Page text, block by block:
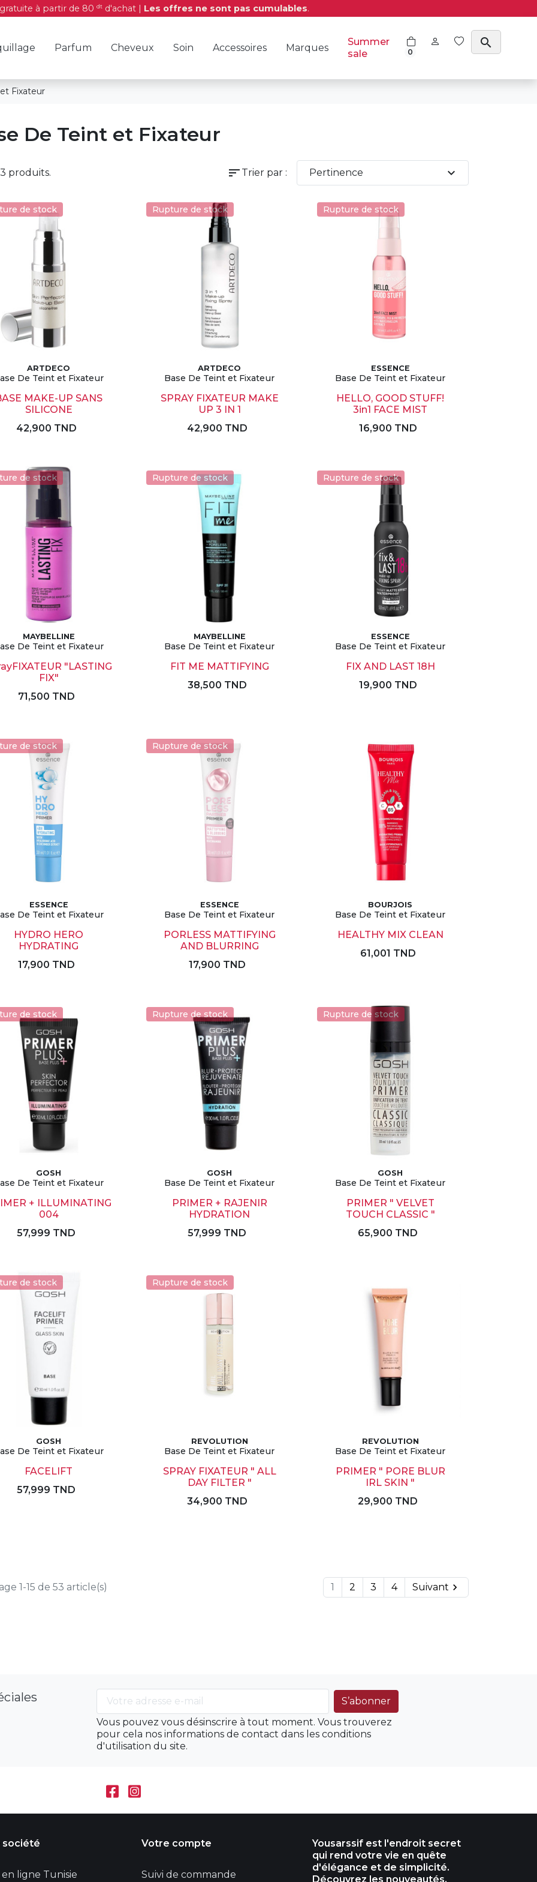
à partir de 80 dt d'achat | Les offres ne sont pas cumulables.
Parfum Cheveux Soin Accessoires Marques
Summer
sale
0
search
Fixateur
De Teint et Fixateur
produits. sort Trier par : Pertinence expand_more
de stock
ARTDECO
De Teint et Fixateur
MAKE-UP SANS
SILICONE
42,900 TND
Rupture de stock
ARTDECO
Base De Teint et Fixateur
SPRAY FIXATEUR MAKE
UP 3 IN 1
42,900 TND
Rupture de stock
ESSENCE
Base De Teint et Fixateur
HELLO, GOOD STUFF!
3in1 FACE MIST
16,900 TND
de stock
MAYBELLINE
De Teint et Fixateur
"LASTING
FIX"
71,500 TND
Rupture de stock
MAYBELLINE
Base De Teint et Fixateur
FIT ME MATTIFYING
38,500 TND
Rupture de stock
ESSENCE
Base De Teint et Fixateur
FIX AND LAST 18H
19,900 TND
de stock
ESSENCE
De Teint et Fixateur
HYDRO HERO
HYDRATING
17,900 TND
Rupture de stock
ESSENCE
Base De Teint et Fixateur
PORLESS MATTIFYING
AND BLURRING
17,900 TND
BOURJOIS
Base De Teint et Fixateur
HEALTHY MIX CLEAN
61,001 TND
de stock
GOSH
De Teint et Fixateur
+ ILLUMINATING
004
57,999 TND
Rupture de stock
GOSH
Base De Teint et Fixateur
PRIMER + RAJENIR
HYDRATION
57,999 TND
Rupture de stock
GOSH
Base De Teint et Fixateur
PRIMER " VELVET
TOUCH CLASSIC "
65,900 TND
de stock
GOSH
De Teint et Fixateur
FACELIFT
57,999 TND
Rupture de stock
REVOLUTION
Base De Teint et Fixateur
SPRAY FIXATEUR " ALL
DAY FILTER "
34,900 TND
REVOLUTION
Base De Teint et Fixateur
PRIMER " PORE BLUR
IRL SKIN "
29,900 TND
1-15 de 53 article(s) 1 2 3 4 Suivant 
Vous pouvez vous désinscrire à tout moment. Vous trouverez
pour cela nos informations de contact dans les conditions
d'utilisation du site.
société
ligne Tunisie
Votre compte
Suivi de commande
Yousarssif est l'endroit secret
qui rend votre vie en quête
d'élégance et de simplicité.
Découvrez les nouveautés,